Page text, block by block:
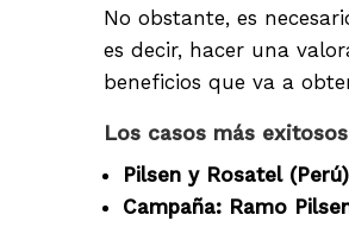
No obstante, es
es decir, hacer una
beneficios que va a
Los casos más
Pilsen y Rosatel (Perú)
Campaña: Ramo